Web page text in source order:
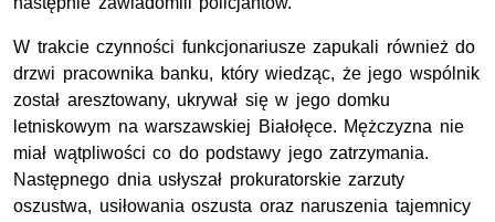
W trakcie czynności funkcjonariusze zapukali również do
drzwi pracownika banku, który wiedząc, że jego wspólnik
został aresztowany, ukrywał się w jego domku
letniskowym na warszawskiej Białołęce. Mężczyzna nie
miał wątpliwości co do podstawy jego zatrzymania.
Następnego dnia usłyszał prokuratorskie zarzuty
oszustwa, usiłowania oszusta oraz naruszenia tajemnicy